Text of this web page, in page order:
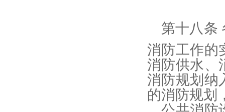
第十八条
消防工作的
消防供水、
消防规划纳
的消防规划